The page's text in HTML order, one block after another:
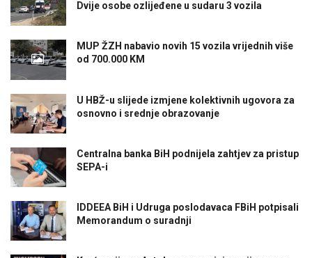
Dvije osobe ozlijeđene u sudaru 3 vozila
MUP ŽZH nabavio novih 15 vozila vrijednih više
od 700.000 KM
U HBŽ-u slijede izmjene kolektivnih ugovora za
osnovno i srednje obrazovanje
Centralna banka BiH podnijela zahtjev za pristup
SEPA-i
IDDEEA BiH i Udruga poslodavaca FBiH potpisali
Memorandum o suradnji